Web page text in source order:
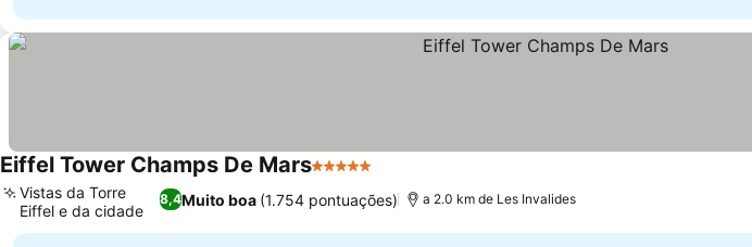
Eiffel Tower Champs De Mars5 Estrelas
8,4Muito boa (1.754 pontuações)
Vistas da Torre
Eiffel e da cidade
a 2.0 km de Les Invalides